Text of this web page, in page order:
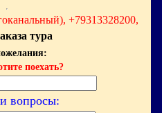
+79313328200,
тура
поехать?
вопросы: